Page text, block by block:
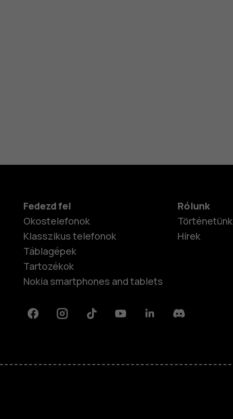
Fedezd fel
Okostelefonok
Klasszikus telefonok
Táblagépek
Tartozékok
Nokia smartphones and tablets
Rólunk
Történetünk
Hírek
FacebookInstagramTiktok YoutubeLinkedinDiscord